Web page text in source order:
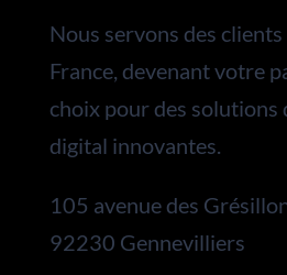
Nous servons des
France, devenant votre
choix pour des solutions
digital innovantes.
105 avenue des
92230 Gennevilliers